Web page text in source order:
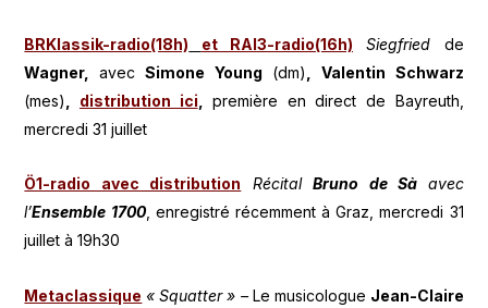
BRKlassik-radio(18h) et RAI3-radio(16h) Siegfried de
Wagner,avec Simone Young (dm)
, Valentin Schwarz
(mes)
distribution ici
première en direct de Bayreuth,
mercredi 31 juillet
Ö1-radio avec distribution RécitalBruno de Sà avec
l’Ensemble 1700, enregistré récemment à Graz, mercredi 31
juillet à 19h30
Metaclassique « Squatter » –Le musicologue Jean-Claire